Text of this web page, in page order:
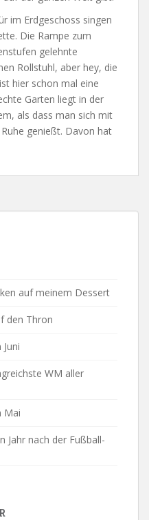
im Erdgeschoss singen
Die Rampe zum
gelehnte
Rollstuhl, aber hey, die
hier schon mal eine
Garten liegt in der
als dass man sich mit
genießt. Davon hat
auf meinem Dessert
den Thron
WM aller
Mai
Jahr nach der Fußball-